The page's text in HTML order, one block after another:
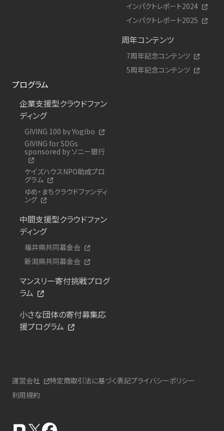
インパクトレポート2024
インパクトレポート2025
周年コンテンツ
7周年記念コンテンツ
5周年記念コンテンツ
プログラム
企業支援型クラウドファン
ディング
GIVING 100 by Yogibo
GIVING for SDGs
sponsored by ソニー銀行
ケイズハウスNPO助成プロ
グラム
ゆめ・まちクラウドファンディ
ング
中間支援型クラウドファン
ディング
福井県共同募金会
新潟県共同募金会
マンスリー寄付挑戦プログ
ラム
小さな団体の寄付募集応
援プログラム
運営会社 特定商取引法に基づく表記プライバシーポリシー
利用規約